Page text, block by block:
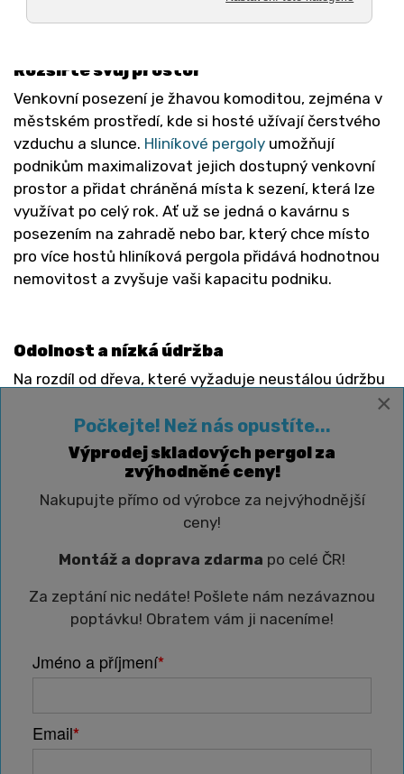
Rozšiřte svůj prostor
Venkovní posezení je žhavou komoditou, zejména v
městském prostředí, kde si hosté užívají čerstvého
vzduchu a slunce. Hliníkové pergoly umožňují
podnikům maximalizovat jejich dostupný venkovní
prostor a přidat chráněná místa k sezení, která lze
využívat po celý rok. Ať už se jedná o kavárnu s
posezením na zahradě nebo bar, který chce místo
pro více hostů hliníková pergola přidává hodnotnou
nemovitost a zvyšuje vaši kapacitu podniku.
Odolnost a nízká údržba
Na rozdíl od dřeva, které vyžaduje neustálou údržbu
pergoly neuvěřitelně odolné a nenáročné na údržbu.
Odolávají rzi, korozi a deformaci, což zajišťuje, že
vypadají skvěle a fungují dobře bez ohledu na
počasí. Tato odolnost snižuje potřebu oprav a
udržuje nízké provozní náklady.
Kvalita bez vysokých cen
Pro kvalitní hliníkovou pergolu není potřeba jít za své
levné řešení hliníkových pergol.
Vytvořte nezapomenutelný zážitek
V odvětví pohostinství je vytvoření výjimečného
×
Počkejte! Než nás opustíte...
Výprodej skladových pergol za
zvýhodněné ceny!
Nakupujte přímo od výrobce za nejvýhodnější
ceny!
Montáž a doprava zdarma po celé ČR!
Za zeptání nic nedáte! Pošlete nám nezávaznou
poptávku! Obratem vám ji naceníme!
Jméno a příjmení*
Email*